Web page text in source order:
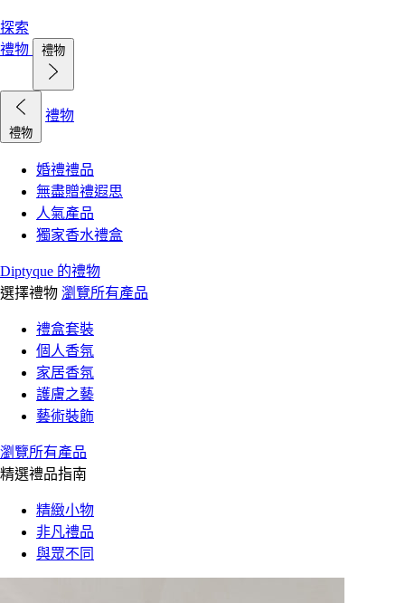
探索
禮物
禮物
禮物
禮物
婚禮禮品
無盡贈禮遐思
人氣產品
獨家香水禮盒
Diptyque 的禮物
選擇禮物 瀏覽所有產品
禮盒套裝
個人香氛
家居香氛
護膚之藝
藝術裝飾
瀏覽所有產品
精選禮品指南
精緻小物
非凡禮品
與眾不同